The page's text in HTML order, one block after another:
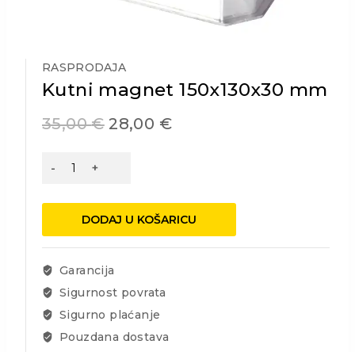
RASPRODAJA
Kutni magnet 150x130x30 mm
35,00€ 28,00 €
Kutni
mmDODAJ U KOŠARICU
Garancija
Sigurnost povrata
Sigurno plaćanje
Pouzdana dostava